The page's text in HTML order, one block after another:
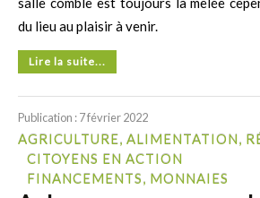
du lieu au plaisir à venir.
Lire la suite...
Publication : 7 février 2022
AGRICULTURE, ALIMENTATION,
CITOYENS EN ACTION
FINANCEMENTS, MONNAIES